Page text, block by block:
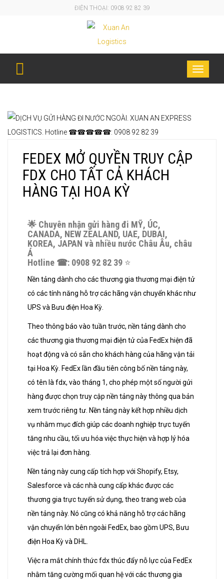
ĐIỆN THOẠI: 0908 92 82 39
Toggle
FEDEX MỞ QUYỀN TRUY CẬP FDX CHO TẤT CẢ
KHÁCH HÀNG TẠI HOA KỲ
FEDEX MỞ QUYỀN TRUY CẬP
FDX CHO TẤT CẢ KHÁCH
HÀNG TẠI HOA KỲ
🌟 Chuyên nhận gửi hàng đi MỸ, ÚC,
CANADA, NEW ZEALAND, UAE, DUBAI,
KOREA, JAPAN và nhiều nước Châu Âu, châu
Á
Hotline ☎: 0908 92 82 39 ⭐️
Nền tảng dành cho các thương gia thương mại điện tử
có các tính năng hỗ trợ các hãng vận chuyển khác như
UPS và Bưu điện Hoa Kỳ.
Theo thông báo vào tuần trước, nền tảng dành cho
các thương gia thương mại điện tử của FedEx hiện đã
hoạt động và có sẵn cho khách hàng của hãng vận tải
tại Hoa Kỳ. FedEx lần đầu tiên công bố nền tảng này,
có tên là fdx, vào tháng 1, cho phép một số người gửi
hàng được chọn truy cập nền tảng này thông qua bản
xem trước riêng tư. Nền tảng này kết hợp nhiều dịch
vụ nhằm mục đích giúp các doanh nghiệp trực tuyến
tăng nhu cầu, tối ưu hóa việc thực hiện và hợp lý hóa
việc trả lại đơn hàng.
Nền tảng này cung cấp tích hợp với Shopify, Etsy,
Salesforce và các nhà cung cấp khác được các
thương gia trực tuyến sử dụng, theo trang web của
nền tảng này. Nó cũng có khả năng hỗ trợ các hãng
vận chuyển lớn bên ngoài FedEx, bao gồm UPS, Bưu
điện Hoa Kỳ và DHL.
Việc ra mắt chính thức fdx thúc đẩy nỗ lực của FedEx
nhằm tăng cường mối quan hệ với các thương gia